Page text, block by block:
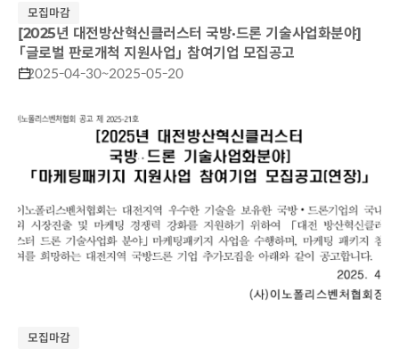
모집마감
[2025년 대전방산혁신클러스터 국방·드론 기술사업화분야]
「글로벌 판로개척 지원사업」 참여기업 모집공고
2025-04-30~2025-05-20
모집마감